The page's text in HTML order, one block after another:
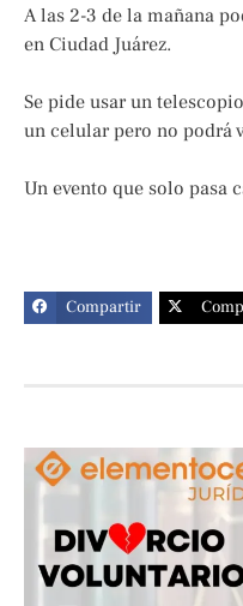
A las 2-3 de la mañana
en Ciudad Juárez.
Se pide usar un
un celular pero no podrá
Un evento que solo pasa
Compartir